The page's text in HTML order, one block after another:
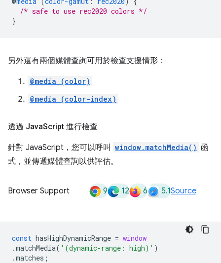
/* safe to use rec2020 colors */
}
另外還有兩個媒體查詢可用於檢查支援情形：
@media (color)
@media (color-index)
透過 JavaScript 進行檢查
針對 JavaScript，您可以呼叫 window.matchMedia() 函
式，並傳遞媒體查詢以供評估。
Browser Support 9 12 6 5.1Source
const hasHighDynamicRange = window
.matchMedia( '(dynamic-range: high)' )
.matches ;